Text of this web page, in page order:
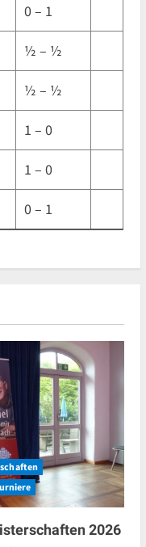
0 – 1
½ – ½
½ – ½
1 – 0
1 – 0
0 – 1
2026